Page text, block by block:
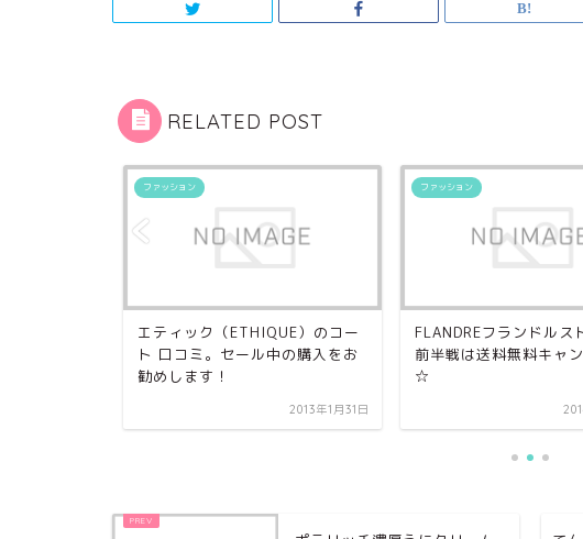
RELATED POST
ファッション
エティック（ETHIQUE）のコー
ト 口コミ。セール中の購入をお
勧めします！
2013年1月31日
ファッション
FLANDREフランドルス
前半戦は送料無料キャ
☆